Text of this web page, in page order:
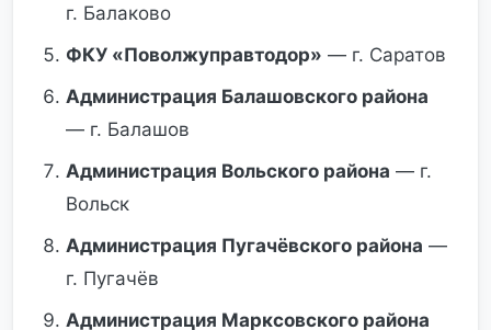
г. Балаково
ФКУ «Поволжуправтодор» — г. Саратов
Администрация Балашовского района
— г. Балашов
Администрация Вольского района — г.
Вольск
Администрация Пугачёвского района —
г. Пугачёв
Администрация Марксовского района